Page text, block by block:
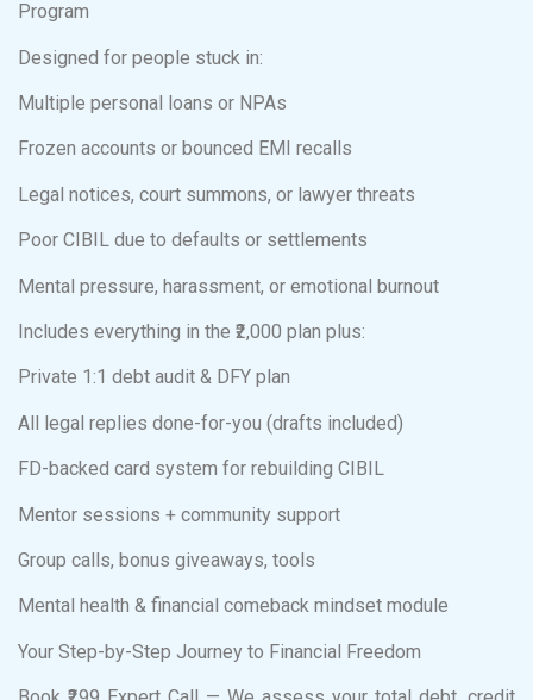
Program
Designed for people stuck in:
Multiple personal loans or NPAs
Frozen accounts or bounced EMI recalls
Legal notices, court summons, or lawyer threats
Poor CIBIL due to defaults or settlements
Mental pressure, harassment, or emotional burnout
Includes everything in the ₹2,000 plan plus:
Private 1:1 debt audit & DFY plan
All legal replies done-for-you (drafts included)
FD-backed card system for rebuilding CIBIL
Mentor sessions + community support
Group calls, bonus giveaways, tools
Mental health & financial comeback mindset module
Your Step-by-Step Journey to Financial Freedom